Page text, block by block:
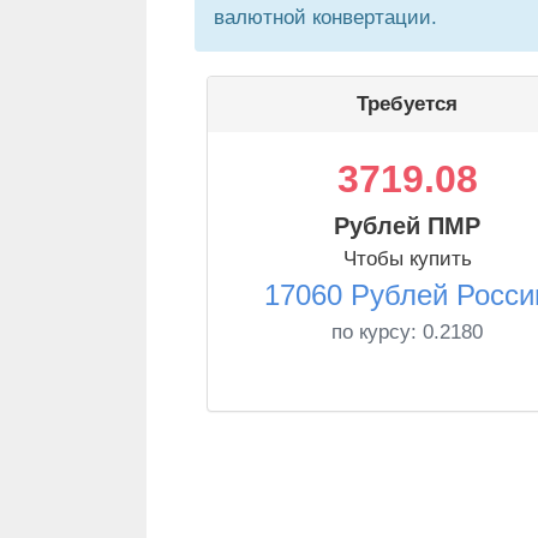
валютной конвертации.
Требуется
3719.08
Рублей ПМР
Чтобы купить
17060 Рублей
по курсу: 0.2180